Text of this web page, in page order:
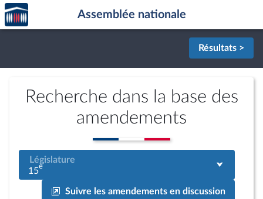
Aller au contenu
Aller en bas de la page
Accèder
à la
page
Assemblée nationale
Résultats >
Recherche dans la base des
amendements
Législature
15e
Suivre les amendements en discussion